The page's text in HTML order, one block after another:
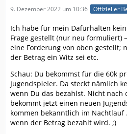
9. Dezember 2022 um 10:36 Offizieller
Ich habe für mein Dafürhalten
Frage gestellt (nur neu formuliert)
eine Forderung von oben gestellt;
der Betrag ein Witz sei etc.
Schau: Du bekommst für die 60k
Jugendspieler. Da steckt nämlich
wenn Du das bezahlst. Nicht nach
bekommt jetzt einen neuen
kommen bekanntlich im Nachtlauf
wenn der Betrag bezahlt wird. ;)